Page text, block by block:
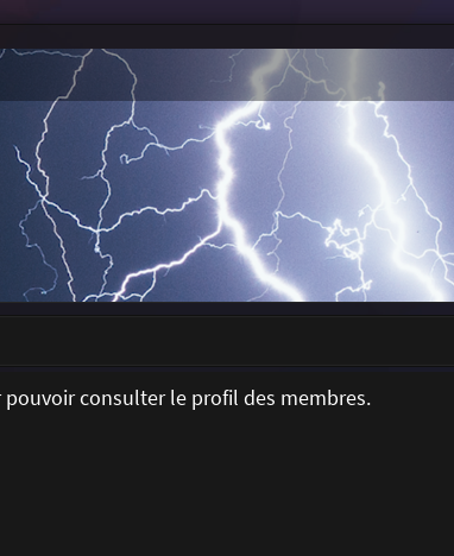
consulter le profil des membres.